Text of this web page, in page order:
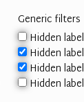
Generic filters
Hidden label
Hidden label
Hidden label
Hidden label